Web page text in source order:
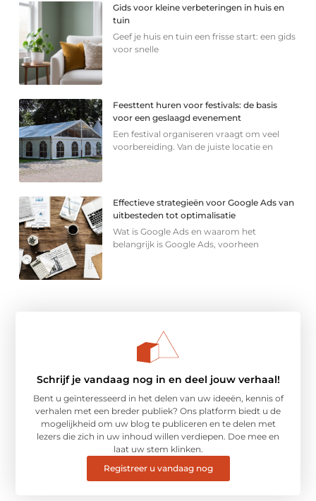
Gids voor kleine verbeteringen in huis en
tuin
Geef je huis en tuin een frisse start: een gids
voor snelle
Feesttent huren voor festivals: de basis
voor een geslaagd evenement
Een festival organiseren vraagt om veel
voorbereiding. Van de juiste locatie en
Effectieve strategieën voor Google Ads van
uitbesteden tot optimalisatie
Wat is Google Ads en waarom het
belangrijk is Google Ads, voorheen
Schrijf je vandaag nog in en deel jouw verhaal!
Bent u geïnteresseerd in het delen van uw ideeën, kennis of
verhalen met een breder publiek? Ons platform biedt u de
mogelijkheid om uw blog te publiceren en te delen met
lezers die zich in uw inhoud willen verdiepen. Doe mee en
laat uw stem klinken.
Registreer u vandaag nog